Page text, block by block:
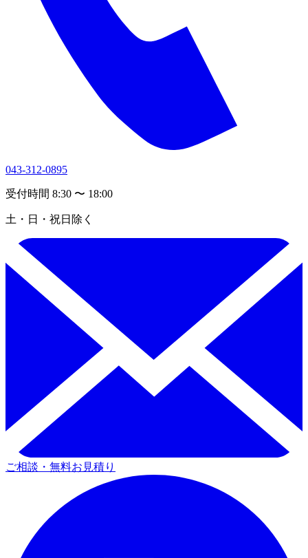
043-312-0895
受付時間 8:30 〜 18:00
土・日・祝日除く
ご相談・無料お見積り